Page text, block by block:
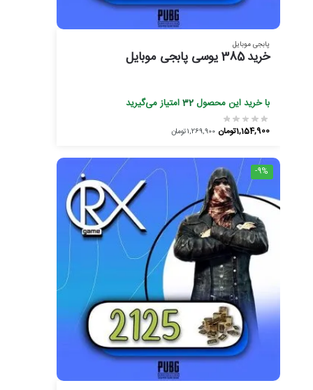
پابجی موبایل
خرید 385 یوسی پابجی موبایل
با خرید این محصول32امتیاز می‌گیرید
1,269,900تومان 1,154,900تومان
-9%